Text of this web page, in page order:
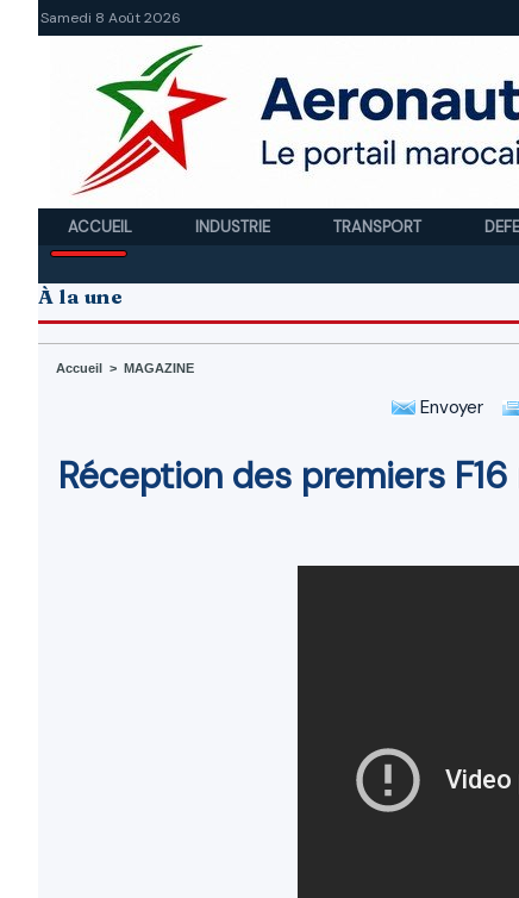
Samedi 8 Août 2026
ACCUEIL INDUSTRIE TRANSPORT
À la une
Accueil > MAGAZINE
Envoyer
Réception des premiers